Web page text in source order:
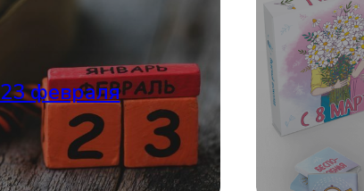
23 февраля
смотреть каталог